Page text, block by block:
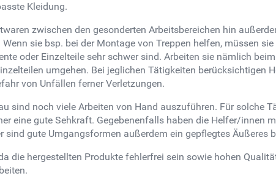
Kleidung.
zwischen den gesonderten Arbeitsbereichen hin
sie bsp. bei der Montage von Treppen helfen, müssen
oder Einzelteile sehr schwer sind. Arbeiten sie nämlich
umgehen. Bei jeglichen Tätigkeiten berücksichtigen
von Unfällen ferner Verletzungen.
sind noch viele Arbeiten von Hand auszuführen. Für solche
eine gute Sehkraft. Gegebenenfalls haben die Helfer/innen
sind gute Umgangsformen außerdem ein gepflegtes Äußeres
die hergestellten Produkte fehlerfrei sein sowie hohen